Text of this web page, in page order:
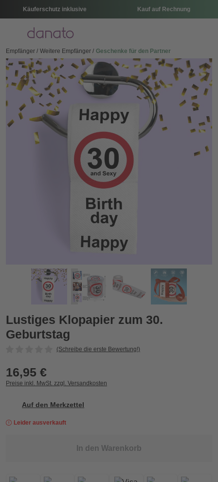
Käuferschutz inklusive Kauf auf Rechnung
Menü
Empfänger Weitere Empfänger Geschenke für den Partner
Lustiges Klopapier zum 30. Geburtstag
Zurück
Lustiges Klopapier zum 30.
Geburtstag
(Schreibe die erste Bewertung!)
16,95 €
Preise inkl. MwSt. zzgl. Versandkosten
Auf den Merkzettel
Leider ausverkauft
In den Warenkorb